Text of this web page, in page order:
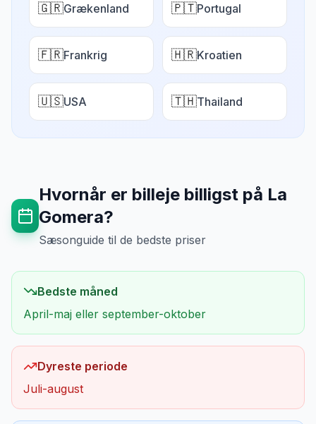
🇬🇷Grækenland 🇵🇹Portugal
🇫🇷Frankrig 🇭🇷Kroatien
🇺🇸USA 🇹🇭Thailand
Hvornår er billeje billigst på La
Gomera?
Sæsonguide til de bedste priser
Bedste måned
April-maj eller september-oktober
Dyreste periode
Juli-august